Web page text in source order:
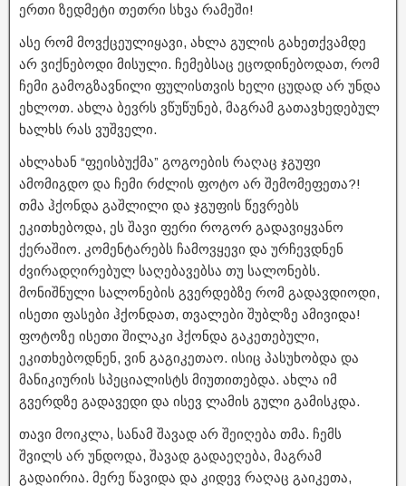
ერთი ზედმეტი თეთრი სხვა რამეში!
ასე რომ მოვქცეულიყავი, ახლა გულის გახეთქვამდე
არ ვიქნებოდი მისული. ჩემებსაც ეცოდინებოდათ, რომ
ჩემი გამოგზავნილი ფულისთვის ხელი ცუდად არ უნდა
ეხლოთ. ახლა ბევრს ვწუწუნებ, მაგრამ გათავხედებულ
ხალხს რას ვუშველი.
ახლახან “ფეისბუქმა” გოგოების რაღაც ჯგუფი
ამომიგდო და ჩემი რძლის ფოტო არ შემომეფეთა?!
თმა ჰქონდა გაშლილი და ჯგუფის წევრებს
ეკითხებოდა, ეს შავი ფერი როგორ გადავიყვანო
ქერაშიო. კომენტარებს ჩამოვყევი და ურჩევდნენ
ძვირადღირებულ საღებავებსა თუ სალონებს.
მონიშნული სალონების გვერდებზე რომ გადავდიოდი,
ისეთი ფასები ჰქონდათ, თვალები შუბლზე ამივიდა!
ფოტოზე ისეთი შილაკი ჰქონდა გაკეთებული,
ეკითხებოდნენ, ვინ გაგიკეთაო. ისიც პასუხობდა და
მანიკიურის სპეციალისტს მიუთითებდა. ახლა იმ
გვერდზე გადავედი და ისევ ლამის გული გამისკდა.
თავი მოიკლა, სანამ შავად არ შეიღება თმა. ჩემს
შვილს არ უნდოდა, შავად გადაეღება, მაგრამ
გადაირია. მერე წავიდა და კიდევ რაღაც გაიკეთა,